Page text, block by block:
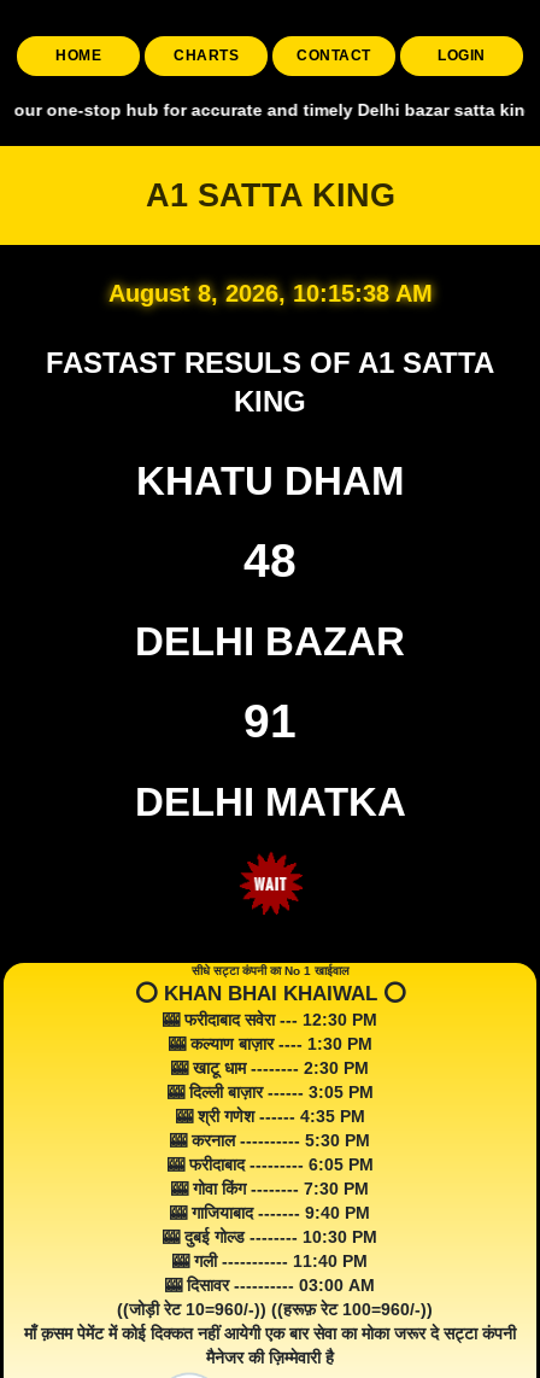
HOME CHARTS CONTACT LOGIN
hub for accurate and timely Delhi bazar satta king,
A1 SATTA KING
August 8, 2026, 10:15:39 AM
FASTAST RESULS OF A1 SATTA
KING
KHATU DHAM
48
DELHI BAZAR
91
DELHI MATKA
सीधे सट्टा कंपनी का No 1 खाईवाल
⭕️ KHAN BHAI KHAIWAL ⭕️
🎰 फरीदाबाद सवेरा --- 12:30 PM
🎰 कल्याण बाज़ार ---- 1:30 PM
🎰 खाटू धाम -------- 2:30 PM
🎰 दिल्ली बाज़ार ------ 3:05 PM
🎰 श्री गणेश ------ 4:35 PM
🎰 करनाल ---------- 5:30 PM
🎰 फरीदाबाद --------- 6:05 PM
🎰 गोवा किंग -------- 7:30 PM
🎰 गाजियाबाद ------- 9:40 PM
🎰 दुबई गोल्ड -------- 10:30 PM
🎰 गली ----------- 11:40 PM
🎰 दिसावर ---------- 03:00 AM
((जोड़ी रेट 10=960/-)) ((हरूफ़ रेट 100=960/-))
माँ क़सम पेमेंट में कोई दिक्कत नहीं आयेगी एक बार सेवा का मोका जरूर दे सट्टा कंपनी
मैनेजर की ज़िम्मेवारी है